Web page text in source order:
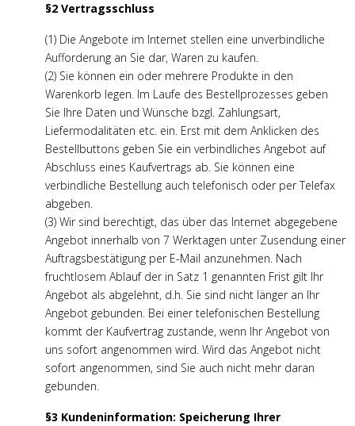
§2 Vertragsschluss
(1) Die Angebote im Internet stellen eine unverbindliche
Aufforderung an Sie dar, Waren zu kaufen.
(2) Sie können ein oder mehrere Produkte in den
Warenkorb legen. Im Laufe des Bestellprozesses geben
Sie Ihre Daten und Wünsche bzgl. Zahlungsart,
Liefermodalitäten etc. ein. Erst mit dem Anklicken des
Bestellbuttons geben Sie ein verbindliches Angebot auf
Abschluss eines Kaufvertrags ab. Sie können eine
verbindliche Bestellung auch telefonisch oder per Telefax
abgeben.
(3) Wir sind berechtigt, das über das Internet abgegebene
Angebot innerhalb von 7 Werktagen unter Zusendung einer
Auftragsbestätigung per E-Mail anzunehmen. Nach
fruchtlosem Ablauf der in Satz 1 genannten Frist gilt Ihr
Angebot als abgelehnt, d.h. Sie sind nicht länger an Ihr
Angebot gebunden. Bei einer telefonischen Bestellung
kommt der Kaufvertrag zustande, wenn Ihr Angebot von
uns sofort angenommen wird. Wird das Angebot nicht
sofort angenommen, sind Sie auch nicht mehr daran
gebunden.
§3 Kundeninformation: Speicherung Ihrer